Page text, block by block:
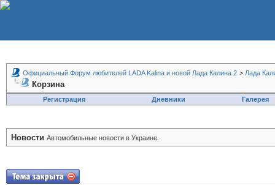
Официальный Форум любителей LADA Kalina и новой Лада Калина 2 > Лада
Корзина
Регистрация Дневники Галерея
Новости Автомобильные новости в Украине.